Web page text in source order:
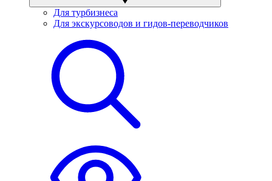
Для турбизнеса
Для экскурсоводов и гидов-переводчиков